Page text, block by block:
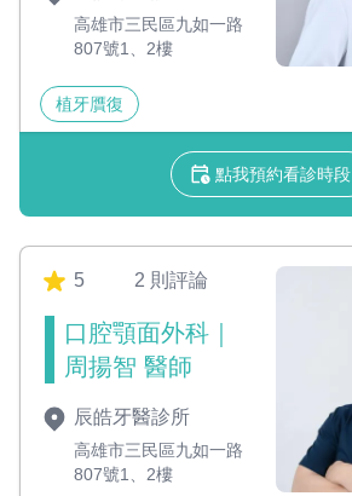
高雄市三民區九如一路
807號1、2樓
植牙贋復
點我預約看診時段
5 2 則評論
口腔顎面外科｜
周揚智 醫師
辰皓牙醫診所
高雄市三民區九如一路
807號1、2樓